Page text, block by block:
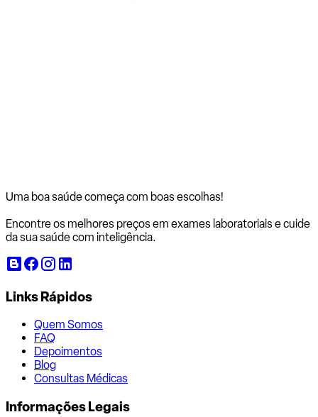
Uma boa saúde começa com boas escolhas!
Encontre os melhores preços em exames laboratoriais e cuide
da sua saúde com inteligência.
Links Rápidos
Quem Somos
FAQ
Depoimentos
Blog
Consultas Médicas
Informações Legais